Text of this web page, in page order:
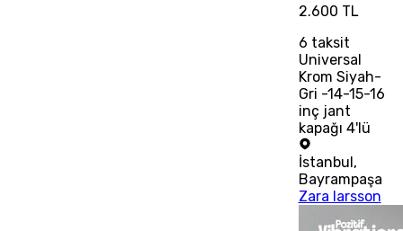
2.600 TL
6 taksit
Universal
Krom Siyah-
Gri -14-15-16
inç jant
kapağı 4'lü
İstanbul,
Bayrampaşa
Zara larsson